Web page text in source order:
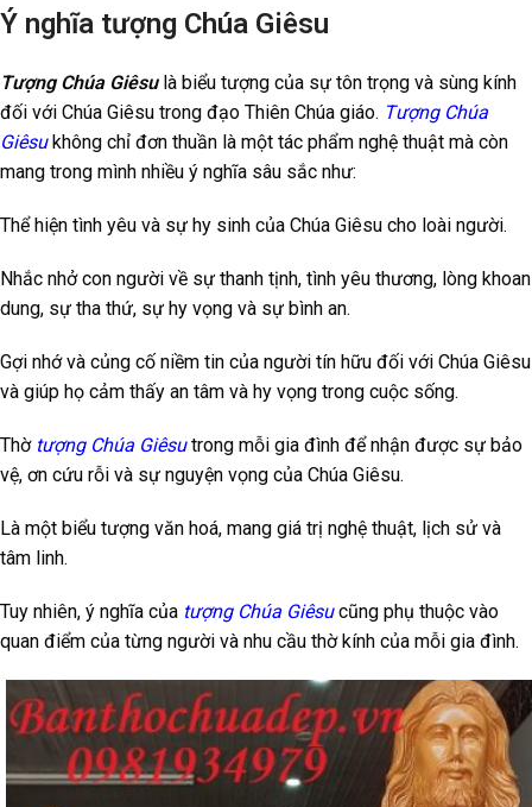
Ý nghĩa tượng Chúa Giêsu
Tượng Chúa Giêsulà biểu tượng của sự tôn trọng và sùng kính
đối với Chúa Giêsu trong đạo Thiên Chúa giáo. Tượng Chúa
Giêsukhông chỉ đơn thuần là một tác phẩm nghệ thuật mà còn
mang trong mình nhiều ý nghĩa sâu sắc như:
Thể hiện tình yêu và sự hy sinh của Chúa Giêsu cho loài người.
Nhắc nhở con người về sự thanh tịnh, tình yêu thương, lòng khoan
dung, sự tha thứ, sự hy vọng và sự bình an.
Gợi nhớ và củng cố niềm tin của người tín hữu đối với Chúa Giêsu
và giúp họ cảm thấy an tâm và hy vọng trong cuộc sống.
Thờ tượng Chúa Giêsutrong mỗi gia đình để nhận được sự bảo
vệ, ơn cứu rỗi và sự nguyện vọng của Chúa Giêsu.
Là một biểu tượng văn hoá, mang giá trị nghệ thuật, lịch sử và
tâm linh.
Tuy nhiên, ý nghĩa của tượng Chúa Giêsucũng phụ thuộc vào
quan điểm của từng người và nhu cầu thờ kính của mỗi gia đình.